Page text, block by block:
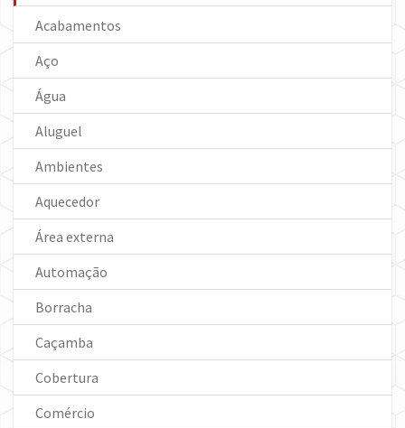
Acabamentos
Aço
Água
Aluguel
Ambientes
Aquecedor
Área externa
Automação
Borracha
Caçamba
Cobertura
Comércio